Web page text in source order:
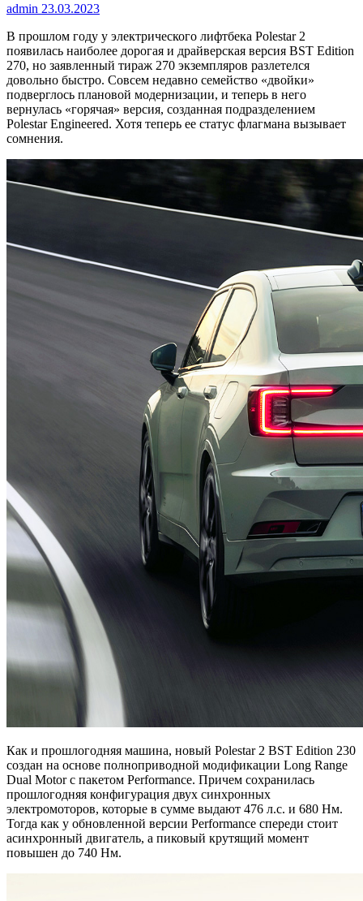
admin 23.03.2023
В прошлом году у электрического лифтбека Polestar 2
появилась наиболее дорогая и драйверская версия BST Edition
270, но заявленный тираж 270 экземпляров разлетелся
довольно быстро. Совсем недавно семейство «двойки»
подверглось плановой модернизации, и теперь в него
вернулась «горячая» версия, созданная подразделением
Polestar Engineered. Хотя теперь ее статус флагмана вызывает
сомнения.
Как и прошлогодняя машина, новый Polestar 2 BST Edition 230
создан на основе полноприводной модификации Long Range
Dual Motor с пакетом Performance. Причем сохранилась
прошлогодняя конфигурация двух синхронных
электромоторов, которые в сумме выдают 476 л.с. и 680 Нм.
Тогда как у обновленной версии Performance спереди стоит
асинхронный двигатель, а пиковый крутящий момент
повышен до 740 Нм.